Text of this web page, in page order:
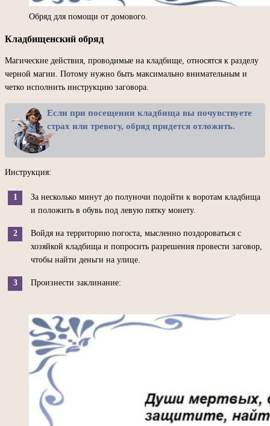
Обряд для помощи от домового.
Кладбищенский обряд
Магические действия, проводимые на кладбище, относятся к разделу
черной магии. Потому нужно быть максимально внимательным и
четко исполнить инструкцию заговора.
Если при посещении кладбища вы почувствуете
страх или тревогу, обряд придется отложить.
Инструкция:
За несколько минут до полуночи подойти к воротам кладбища
и положить в обувь под левую пятку монету.
Войдя на территорию погоста, мысленно поздороваться с
хозяйкой кладбища и попросить разрешения провести заговор,
чтобы найти деньги на улице.
Произнести заклинание: